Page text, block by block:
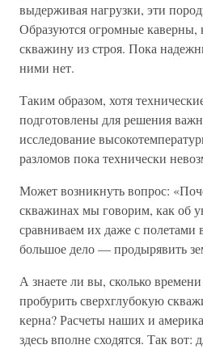
выдерживая нагрузки, эти
Образуются огромные каверны,
скважину из строя. Пока
ними нет.
Таким образом, хотя
подготовлены для решения
исследование
разломов пока технически
Может возникнуть вопрос:
скважинах мы говорим, как об
сравниваем их даже с
большое дело — продырявить
А знаете ли вы, сколько
пробурить сверхглубокую
керна? Расчеты наших и
здесь вполне сходятся. Так вот: